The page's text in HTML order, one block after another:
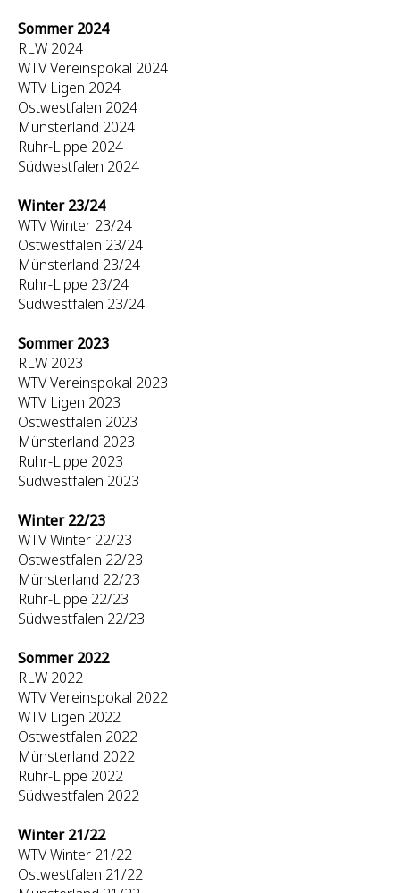
Sommer 2024
RLW 2024
WTV Vereinspokal 2024
WTV Ligen 2024
Ostwestfalen 2024
Münsterland 2024
Ruhr-Lippe 2024
Südwestfalen 2024
Winter 23/24
WTV Winter 23/24
Ostwestfalen 23/24
Münsterland 23/24
Ruhr-Lippe 23/24
Südwestfalen 23/24
Sommer 2023
RLW 2023
WTV Vereinspokal 2023
WTV Ligen 2023
Ostwestfalen 2023
Münsterland 2023
Ruhr-Lippe 2023
Südwestfalen 2023
Winter 22/23
WTV Winter 22/23
Ostwestfalen 22/23
Münsterland 22/23
Ruhr-Lippe 22/23
Südwestfalen 22/23
Sommer 2022
RLW 2022
WTV Vereinspokal 2022
WTV Ligen 2022
Ostwestfalen 2022
Münsterland 2022
Ruhr-Lippe 2022
Südwestfalen 2022
Winter 21/22
WTV Winter 21/22
Ostwestfalen 21/22